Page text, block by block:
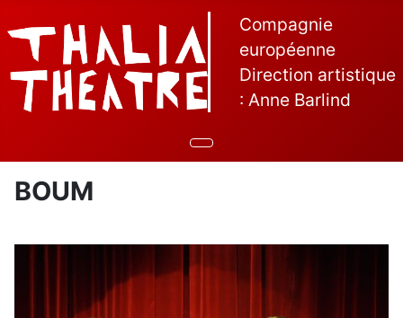
Compagnie
européenne
Direction artistique
: Anne Barlind
BOUM